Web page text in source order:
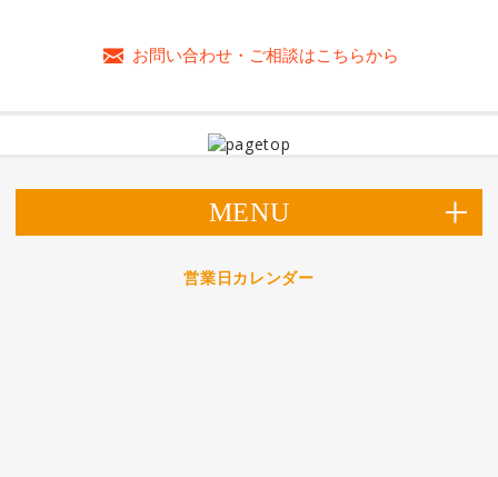
お問い合わせ・ご相談はこちらから
MENU
営業日カレンダー